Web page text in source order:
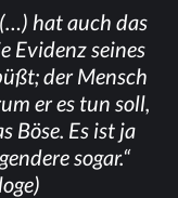
hat auch das
Evi­denz sei­nes
der Mensch
er es tun soll,
Böse. Es ist ja
so­gar.“